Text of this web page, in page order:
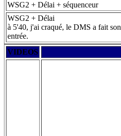
WSG2 + Délai + séquenceur
WSG2 + Délai
à 5'40, j'ai craqué, le DMS a fait son
entrée.
VIDEOS